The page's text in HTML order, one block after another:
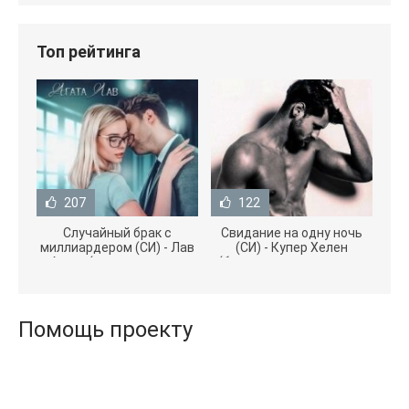
Топ рейтинга
207
Случайный брак с
миллиардером (СИ) - Лав
Агата (полная версия
122
Свидание на одну ночь
(СИ) - Купер Хелен
(бесплатные серии книг
Помощь проекту